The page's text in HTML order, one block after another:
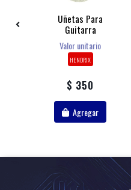
Uñetas Para
Guitarra
Valor unitario
HENDRIX
$ 350
Agregar